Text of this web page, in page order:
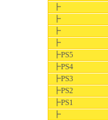
┣
┣
┣
┣
┣PS5
┣PS4
┣PS3
┣PS2
┣PS1
┣